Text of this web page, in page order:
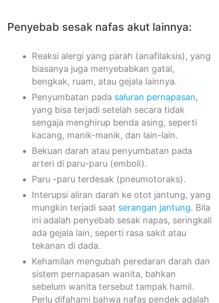
Penyebab sesak nafas akut lainnya:
Reaksi alergi yang parah (anafilaksis), yang
biasanya juga menyebabkan gatal,
bengkak, ruam, atau gejala lainnya.
Penyumbatan pada saluran pernapasan,
yang bisa terjadi setelah secara tidak
sengaja menghirup benda asing, seperti
kacang, manik-manik, dan lain-lain.
Bekuan darah atau penyumbatan pada
arteri di paru-paru (emboli).
Paru -paru terdesak (pneumotoraks).
Interupsi aliran darah ke otot jantung, yang
mungkin terjadi saat serangan jantung. Bila
ini adalah penyebab sesak napas, seringkali
ada gejala lain, seperti rasa sakit atau
tekanan di dada.
Kehamilan mengubah peredaran darah dan
sistem pernapasan wanita, bahkan
sebelum wanita tersebut tampak hamil.
Perlu difahami bahwa nafas pendek adalah